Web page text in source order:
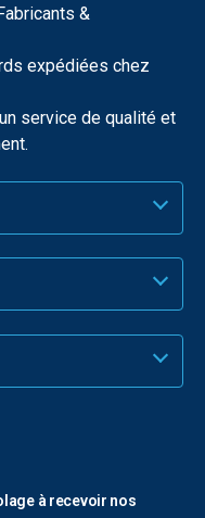
&
expédiées chez
service de qualité et
à recevoir nos